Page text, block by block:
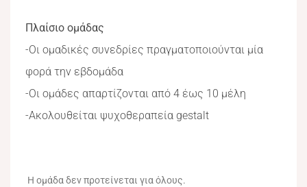
Πλαίσιο ομάδας
-Οι ομαδικές συνεδρίες πραγματοποιούνται μία
φορά την εβδομάδα
-Οι ομάδες απαρτίζονται από 4 έως 10 μέλη
-Ακολουθείται ψυχοθεραπεία gestalt
Η ομάδα δεν προτείνεται για όλους.